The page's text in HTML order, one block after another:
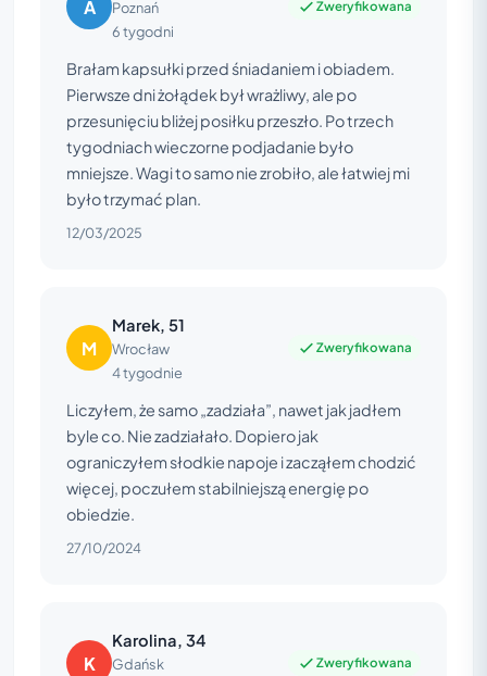
A
Poznań
6 tygodni
Zweryfikowana
Brałam kapsułki przed śniadaniem i obiadem.
Pierwsze dni żołądek był wrażliwy, ale po
przesunięciu bliżej posiłku przeszło. Po trzech
tygodniach wieczorne podjadanie było
mniejsze. Wagi to samo nie zrobiło, ale łatwiej mi
było trzymać plan.
12/03/2025
M
Marek, 51
Wrocław
4 tygodnie
Zweryfikowana
Liczyłem, że samo „zadziała”, nawet jak jadłem
byle co. Nie zadziałało. Dopiero jak
ograniczyłem słodkie napoje i zacząłem chodzić
więcej, poczułem stabilniejszą energię po
obiedzie.
27/10/2024
K
Karolina, 34
Gdańsk
Zweryfikowana